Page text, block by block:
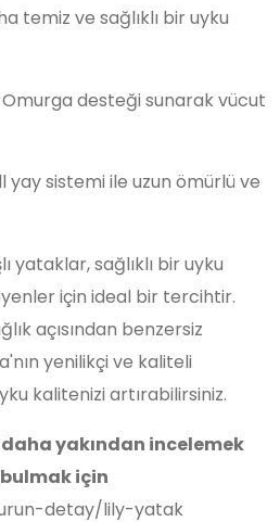
temiz ve sağlıklı bir uyku
Omurga desteği sunarak vücut
yay sistemi ile uzun ömürlü ve
yataklar, sağlıklı bir uyku
için ideal bir tercihtir.
açısından benzersiz
yenilikçi ve kaliteli
kalitenizi artırabilirsiniz.
yakından incelemek
için
detay/lily-yatak